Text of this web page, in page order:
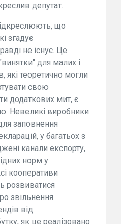
депутат.
що
згадує
не існує. Це
для малих і
які теоретично могли
свою
додаткових мит, є
Невеликі виробники
заповнення
у багатьох з
канали експорту,
норм у
кооперативи
розвиватися
звільнення
від
як це реалізовано